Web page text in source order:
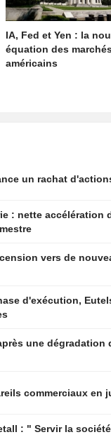
IA, Fed et Yen : la
équation des
américains
un rachat
: nette accélération
vers de
d'exécution,
une dégradation
commerciaux en
: " Servir la